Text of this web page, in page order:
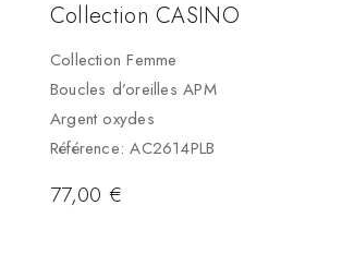
Collection CASINO
Collection Femme
Boucles d’oreilles APM
Argent oxydes
Référence: AC2614PLB
77,00€